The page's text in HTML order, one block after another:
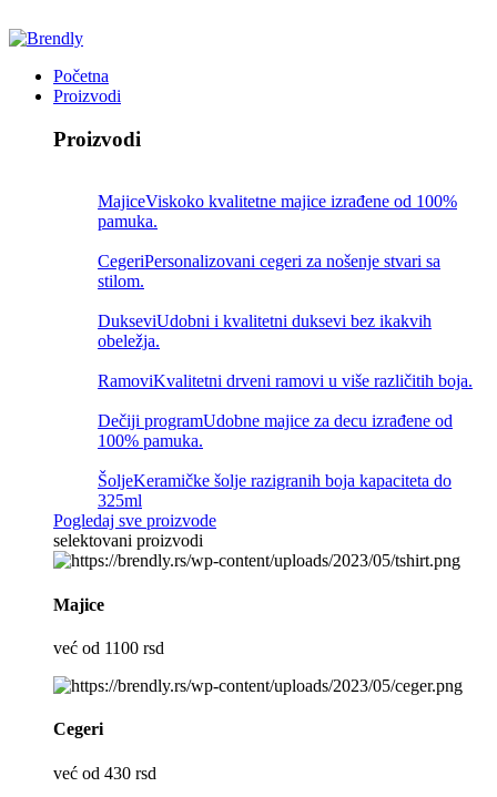
Početna
Proizvodi
Proizvodi
MajiceViskoko kvalitetne majice izrađene od 100%
pamuka.
CegeriPersonalizovani cegeri za nošenje stvari sa
stilom.
DukseviUdobni i kvalitetni duksevi bez ikakvih
obeležja.
RamoviKvalitetni drveni ramovi u više različitih boja.
Dečiji programUdobne majice za decu izrađene od
100% pamuka.
ŠoljeKeramičke šolje razigranih boja kapaciteta do
325ml
Pogledaj sve proizvode
selektovani proizvodi
Majice
već od 1100 rsd
Cegeri
već od 430 rsd